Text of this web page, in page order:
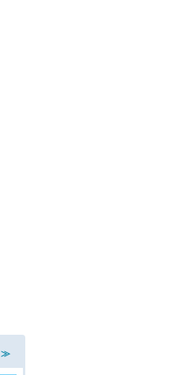
≫